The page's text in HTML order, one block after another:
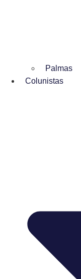
Palmas
Colunistas